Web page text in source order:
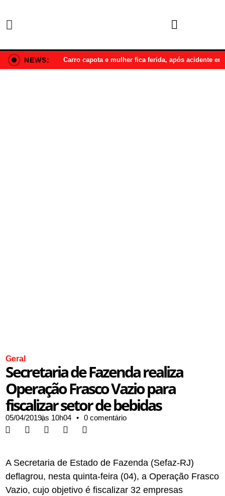
NEWS: Carro capota e mulher fica ferida, após acidente
Geral
Secretaria de Fazenda realiza
Operação Frasco Vazio para
fiscalizar setor de bebidas
05/04/2019,às 10h04 • 0 comentário
A Secretaria de Estado de Fazenda (Sefaz-RJ)
deflagrou, nesta quinta-feira (04), a Operação Frasco
Vazio, cujo objetivo é fiscalizar 32 empresas